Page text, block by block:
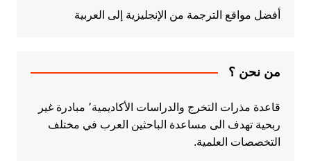
أفضل مواقع الترجمة من الإنجليزية إلى العربية
من نحن ؟
قاعدة مذرات التخرج والدراسات الأكاديمية٬ مبادرة غير
ربحية تهدف الى مساعدة الباحثين العرب في مختلف
التخصصات العلمية.